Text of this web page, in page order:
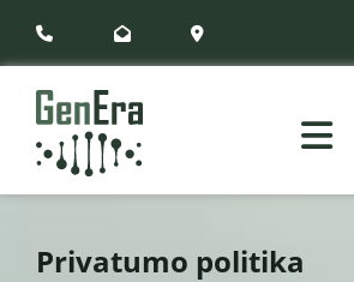
  
Privatumo politika